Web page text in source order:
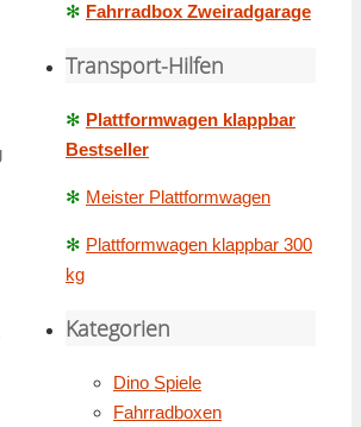
✻ Fahrradbox Zweiradgarage
Transport-Hilfen
✻ Plattformwagen klappbar
Bestseller
✻ Meister Plattformwagen
✻ Plattformwagen klappbar 300
kg
Kategorien
Dino Spiele
Fahrradboxen